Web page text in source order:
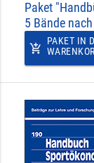
Paket
5 Bände
add_shopping_cart
PAKET IN